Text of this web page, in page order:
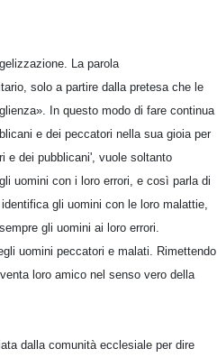
La parola
solo a partire dalla pretesa che le
In questo modo di fare continua
e dei peccatori nella sua gioia per
e dei pubblicani', vuole soltanto
uomini con i loro errori, e così parla di
gli uomini con le loro malattie,
gli uomini ai loro errori.
uomini peccatori e malati. Rimettendo
loro amico nel senso vero della
dalla comunità ecclesiale per dire